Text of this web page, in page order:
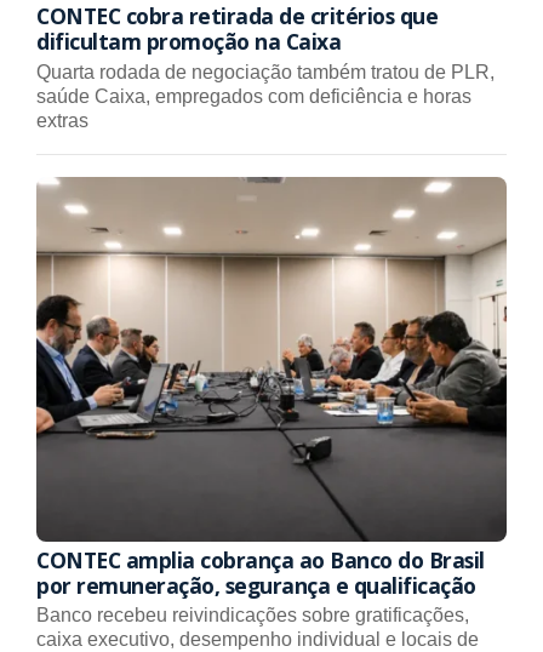
CONTEC cobra retirada de critérios que
dificultam promoção na Caixa
Quarta rodada de negociação também tratou de PLR,
saúde Caixa, empregados com deficiência e horas
extras
CONTEC amplia cobrança ao Banco do Brasil
por remuneração, segurança e qualificação
Banco recebeu reivindicações sobre gratificações,
caixa executivo, desempenho individual e locais de